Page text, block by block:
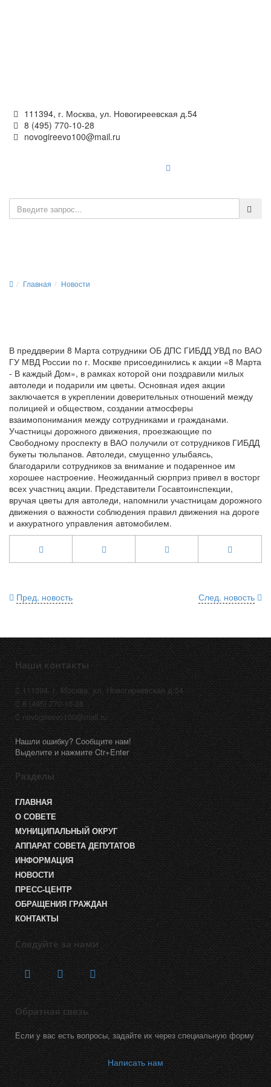
111394, г. Москва, ул. Новогиреевская д.54
8 (495) 770-10-28
novogireevo100@mail.ru
Главная Новости
В преддверии 8 Марта сотрудники ОБ ДПС ГИБДД УВД по ВАО
ГУ МВД России по г. Москве присоединились к акции «8 Марта
- В каждый Дом», в рамках которой они поздравили милых
автоледи и подарили им цветы. Основная идея акции
заключается в укреплении доверительных отношений между
полицией и обществом, создании атмосферы
взаимопонимания между сотрудниками и гражданами.
Участницы дорожного движения, проезжающие по
Свободному проспекту в ВАО получили от сотрудников ГИБДД
букеты тюльпанов. Автоледи, смущенно улыбаясь,
благодарили сотрудников за внимание и подаренное им
хорошее настроение. Неожиданный сюрприз привел в восторг
всех участниц акции. Представители Госавтоинспекции,
вручая цветы для автоледи, напомнили участницам дорожного
движения о важности соблюдения правил движения на дороге
и аккуратного управления автомобилем.
След. новость
Пред. новость
Наши контакты
111394, г. Москва, ул. Новогиреевская д.54
8 (495) 770-10-28
novogireevo100@mail.ru
Нашли ошибку? Сообщите нам!
Выделите и нажмите Ctr+Enter
Разделы
ГЛАВНАЯ
О СОВЕТЕ
МУНИЦИПАЛЬНЫЙ ОКРУГ
АППАРАТ СОВЕТА ДЕПУТАТОВ
ИНФОРМАЦИЯ
НОВОСТИ
ПРЕСС-ЦЕНТР
ОБРАЩЕНИЯ ГРАЖДАН
КОНТАКТЫ
Следуйте за нами
Обратная связь
Если у вас есть вопросы, задайте их через специальную форму
Написать нам